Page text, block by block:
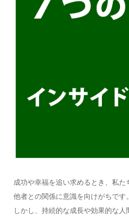
成功や幸福を追い求めるとき、私
他者との関係に意識を向けがちです。
しかし、持続的な成長や効果的な人